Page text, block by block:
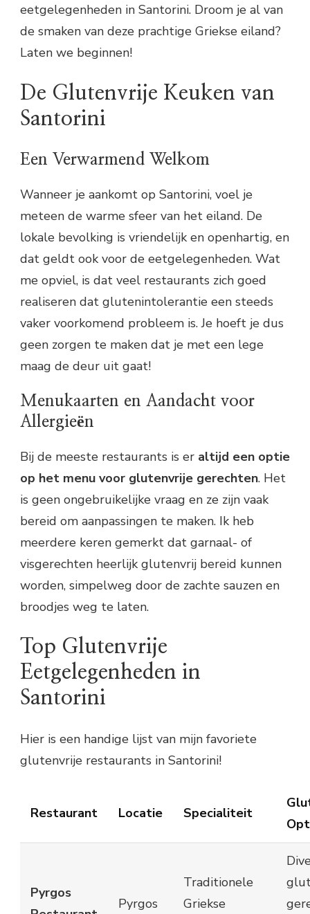
eetgelegenheden in Santorini. Droom je al van
de smaken van deze prachtige Griekse eiland?
Laten we beginnen!
De Glutenvrije Keuken van
Santorini
Een Verwarmend Welkom
Wanneer je aankomt op Santorini, voel je
meteen de warme sfeer van het eiland. De
lokale bevolking is vriendelijk en openhartig, en
dat geldt ook voor de eetgelegenheden. Wat
me opviel, is dat veel restaurants zich goed
realiseren dat glutenintolerantie een steeds
vaker voorkomend probleem is. Je hoeft je dus
geen zorgen te maken dat je met een lege
maag de deur uit gaat!
Menukaarten en Aandacht voor
Allergieën
Bij de meeste restaurants is er altijd een optie
op het menu voor glutenvrije gerechten. Het
is geen ongebruikelijke vraag en ze zijn vaak
bereid om aanpassingen te maken. Ik heb
meerdere keren gemerkt dat garnaal- of
visgerechten heerlijk glutenvrij bereid kunnen
worden, simpelweg door de zachte sauzen en
broodjes weg te laten.
Top Glutenvrije
Eetgelegenheden in
Santorini
Hier is een handige lijst van mijn favoriete
glutenvrije restaurants in Santorini!
Restaurant Locatie Specialiteit
Pyrgos
Pyrgos
Traditionele
Griekse